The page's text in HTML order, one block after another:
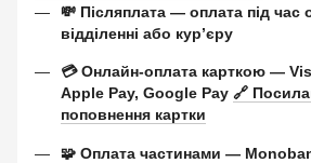
💸 Післяплата — оплата під час
відділенні або курʼєру
💳 Онлайн-оплата карткою —
Apple Pay, Google Pay 🔗
поповнення картки
🧩 Оплата частинами —